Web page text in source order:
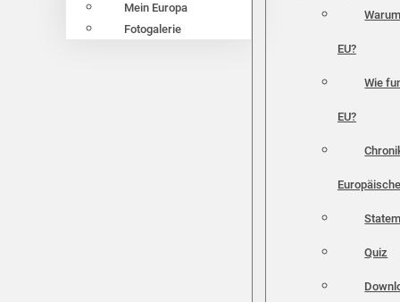
Mein Europa
Fotogalerie
EU?
Wie
EU?
Quiz